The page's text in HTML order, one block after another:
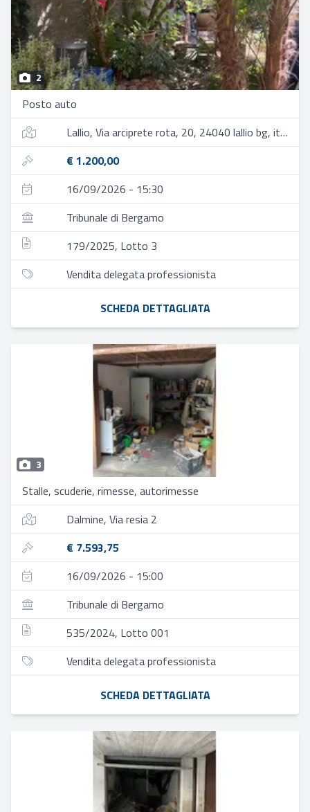
2
Posto auto
Lallio, Via arciprete rota, 20, 24040 lallio bg, italia
€ 1.200,00
16/09/2026 - 15:30
Tribunale di Bergamo
179/2025, Lotto 3
Vendita delegata professionista
SCHEDA DETTAGLIATA
3
Stalle, scuderie, rimesse, autorimesse
Dalmine, Via resia 2
€ 7.593,75
16/09/2026 - 15:00
Tribunale di Bergamo
535/2024, Lotto 001
Vendita delegata professionista
SCHEDA DETTAGLIATA